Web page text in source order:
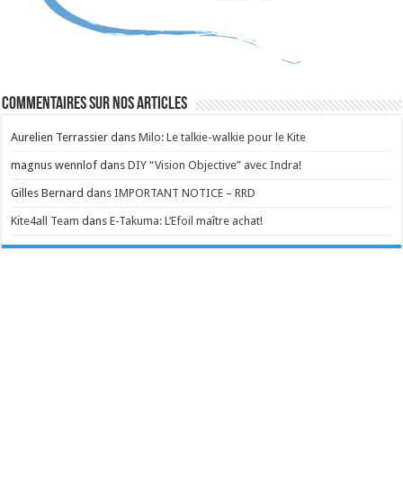
Commentaires sur nos articles
Aurelien Terrassier dansMilo: Le talkie-walkie pour le Kite
magnus wennlof dansDIY “Vision Objective” avec Indra!
Gilles Bernard dansIMPORTANT NOTICE – RRD
Kite4all Team dansE-Takuma: L’Efoil maître achat!